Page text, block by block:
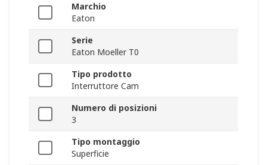
Marchio
Eaton
Serie
Eaton Moeller T0
Tipo prodotto
Interruttore Cam
Numero di posizioni
3
Tipo montaggio
Superficie